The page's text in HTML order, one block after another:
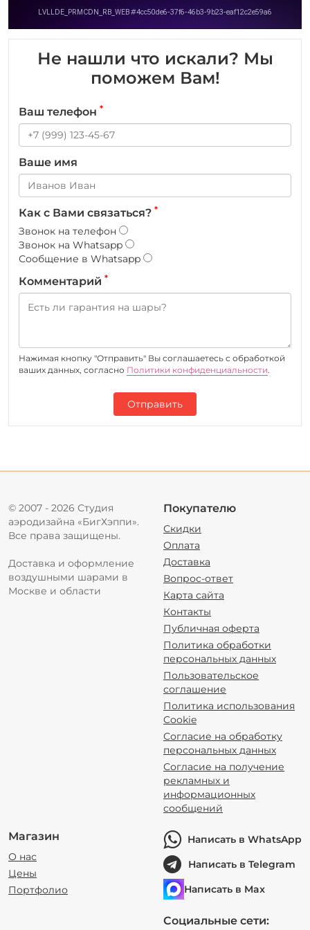
Не нашли что искали? Мы
поможем Вам!
Ваш телефон *
Ваше имя
Как с Вами связаться? *
Звонок на телефон
Звонок на Whatsapp
Сообщение в Whatsapp
Комментарий *
Нажимая кнопку "Отправить" Вы соглашаетесь c обработкой
ваших данных, согласно Политики конфиденциальности.
Отправить
© 2007 - 2026 Студия
аэродизайна «БигХэппи».
Все права защищены.
Доставка и оформление
воздушными шарами в
Москве и области
Покупателю
Скидки
Оплата
Доставка
Вопрос-ответ
Карта сайта
Контакты
Публичная оферта
Политика обработки
персональных данных
Пользовательское
соглашение
Политика использования
Cookie
Согласие на обработку
персональных данных
Согласие на получение
рекламных и
информационных
сообщений
Магазин
О нас
Цены
Портфолио
Написать в WhatsApp
Написать в Telegram
Написать в Max
Социальные сети: